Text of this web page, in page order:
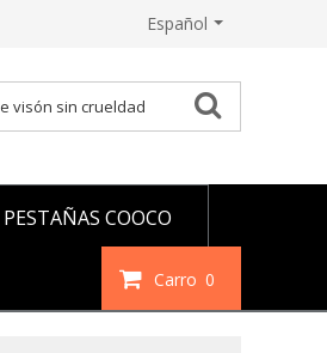
Español
PESTAÑAS COOCO
Carro 0